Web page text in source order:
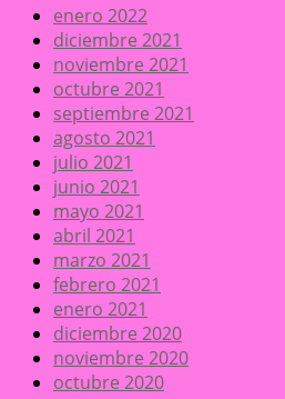
enero 2022
diciembre 2021
noviembre 2021
octubre 2021
septiembre 2021
agosto 2021
julio 2021
junio 2021
mayo 2021
abril 2021
marzo 2021
febrero 2021
enero 2021
diciembre 2020
noviembre 2020
octubre 2020